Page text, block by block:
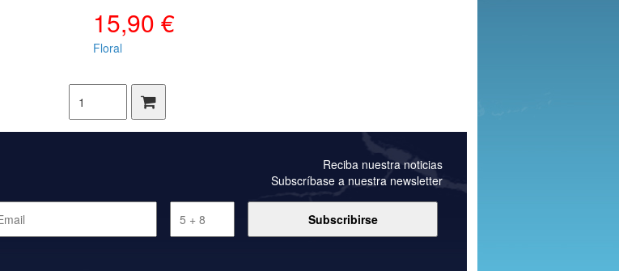
15,90 €
Floral
Reciba nuestra noticias
Subscríbase a nuestra newsletter